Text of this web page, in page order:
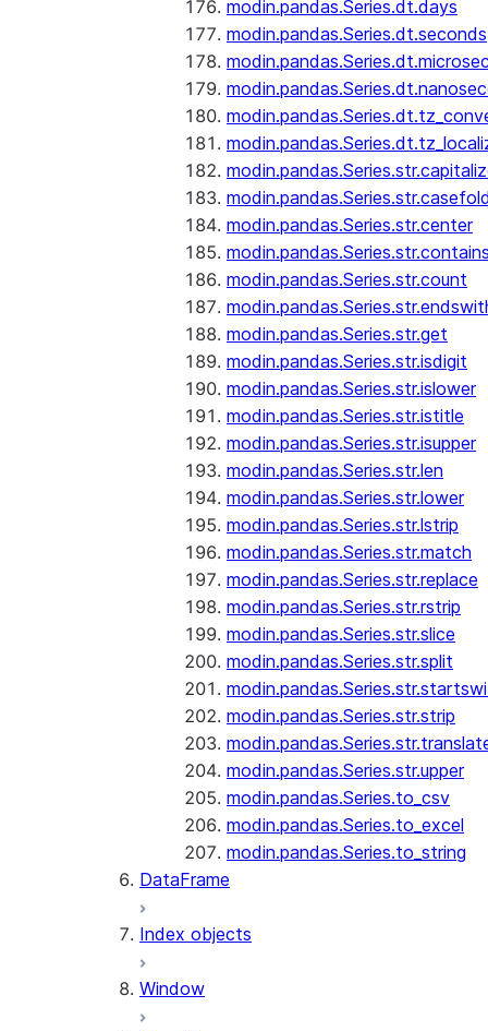
modin.pandas.Series.dt.days
modin.pandas.Series.dt.seconds
modin.pandas.Series.str.center
modin.pandas.Series.str.count
modin.pandas.Series.str.get
modin.pandas.Series.str.isdigit
modin.pandas.Series.str.islower
modin.pandas.Series.str.istitle
modin.pandas.Series.str.isupper
modin.pandas.Series.str.len
modin.pandas.Series.str.lower
modin.pandas.Series.str.lstrip
modin.pandas.Series.str.match
modin.pandas.Series.str.replace
modin.pandas.Series.str.rstrip
modin.pandas.Series.str.slice
modin.pandas.Series.str.split
modin.pandas.Series.str.strip
modin.pandas.Series.str.upper
modin.pandas.Series.to_csv
modin.pandas.Series.to_excel
modin.pandas.Series.to_string
DataFrame
Index objects
Window